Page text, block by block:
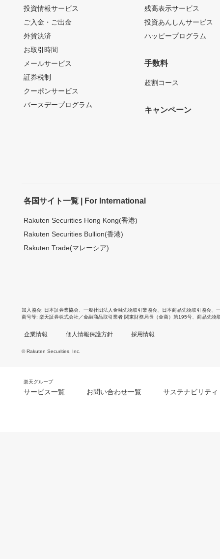
投資情報サービス
ご入金・ご出金
外貨決済
お取引時間
メールサービス
証券税制
クーポンサービス
バースデープログラム
残高表示サービス
投資あんしんサービス
ハッピープログラム
手数料
超割コース
キャンペーン
各国サイト一覧 | For International
Rakuten Securities Hong Kong(香港)
Rakuten Securities Bullion(香港)
Rakuten Trade(マレーシア)
加入協会 日本証券業協会 一般社団法人金融先物取引業協会 日本商品先物取引協会
商号等 楽天証券株式会社／金融商品取引業者 関東財務局長（金商）第195号、商品先物
企業情報 個人情報保護方針 採用情報
© Rakuten Securities, Inc.
楽天グループ
サービス一覧 お問い合わせ一覧 サステナビリティ